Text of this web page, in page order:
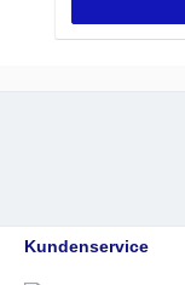
Kundenservice